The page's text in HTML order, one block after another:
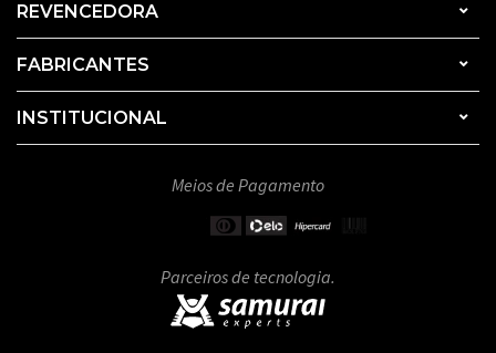
REVENCEDORA
FABRICANTES
INSTITUCIONAL
Meios de Pagamento
Parceiros de tecnologia.